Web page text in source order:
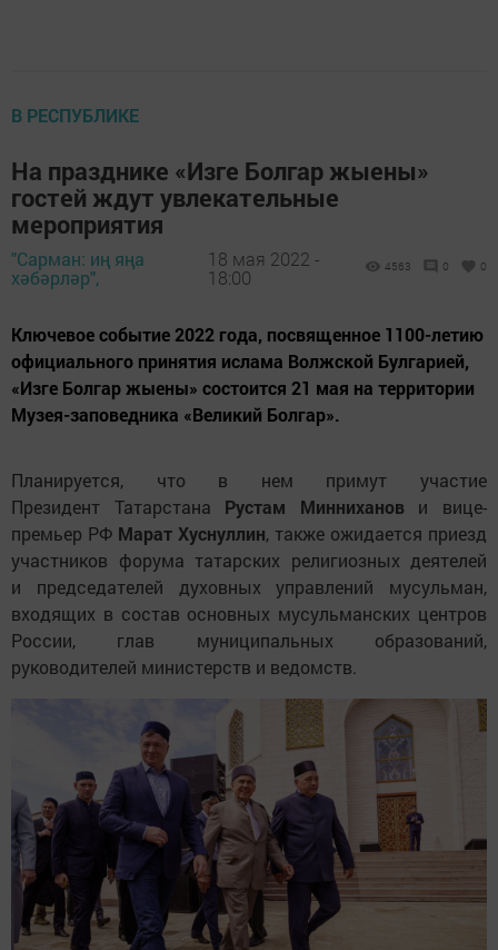
В РЕСПУБЛИКЕ
На празднике «Изге Болгар жыены»
гостей ждут увлекательные
мероприятия
"Сарман: иң яңа
хәбәрләр",
18 мая 2022 -
18:00
4563 0 0
Ключевое событие 2022 года, посвященное 1100-летию
официального принятия ислама Волжской Булгарией,
«Изге Болгар жыены» состоится 21 мая на территории
Музея-заповедника «Великий Болгар».
Планируется, что в нем примут участие
Президент Татарстана Рустам Минниханов и вице-
премьер РФ Марат Хуснуллин, также ожидается приезд
участников форума татарских религиозных деятелей
и председателей духовных управлений мусульман,
входящих в состав основных мусульманских центров
России, глав муниципальных образований,
руководителей министерств и ведомств.